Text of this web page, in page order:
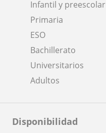
Infantil y preescolar
Primaria
ESO
Bachillerato
Universitarios
Adultos
Disponibilidad